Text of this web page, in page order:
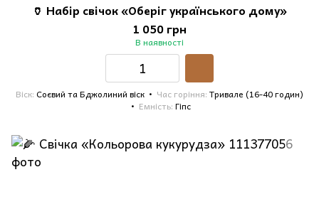
🏺 Набір свічок «Оберіг українського дому»
1 050 грн
В наявності
Віск Соєвий та Бджолиний віск Час горіння Тривале (16-40 годин)
Емність Гіпс